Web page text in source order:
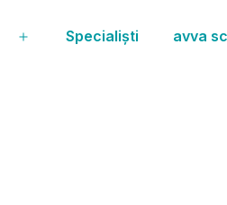
Deschide
Specialiști avva